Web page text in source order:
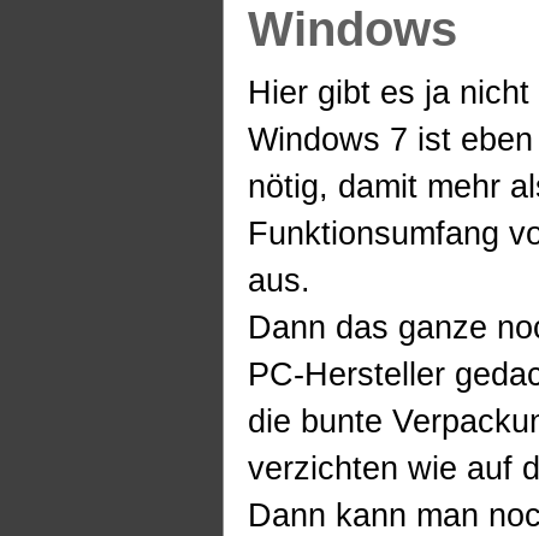
Windows
Hier gibt es ja
Windows 7 ist
nötig, damit mehr
Funktionsumfang
aus.
Dann das ganze
PC-Hersteller
die bunte
verzichten wie auf
Dann kann man